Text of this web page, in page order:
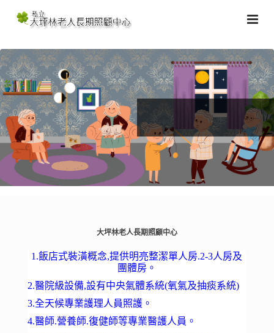
大坪林老人長期照顧中心
1.飯店式裝潢概念,提供明亮整潔單人房.2-3人房及
團體房。
2.醫院級設備,設有中央氣體系統(氧氣及抽痰系統)
3.全天候專業護理人員照護。
4.醫師.營養師.復健師等專業醫護人員。